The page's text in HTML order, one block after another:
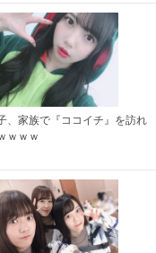
、家族で『ココイチ』を訪れ
ｗｗｗ